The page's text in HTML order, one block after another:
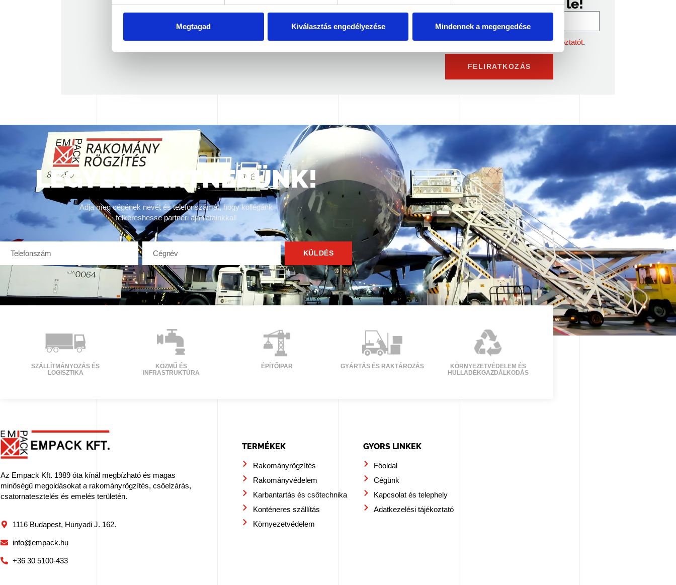
Megtagad Kiválasztás engedélyezése Mindennek a megengedése
hogy ne maradjon le!
Elfogadom azAdatkezelési tájékoztatót.
FELIRATKOZÁS
LEGYEN PARTNERÜNK!
Adja meg cégének nevét és telefonszámát, hogy kollégánk
felkereshesse partneri ajánlatainkkal!
KÜLDÉS
SZÁLLÍTMÁNYOZÁS ÉS
LOGISZTIKA
KÖZMŰ ÉS
INFRASTRUKTÚRA
ÉPÍTŐIPAR GYÁRTÁS ÉS RAKTÁROZÁS
KÖRNYEZETVÉDELEM ÉS
HULLADÉKGAZDÁLKODÁS
Az Empack Kft. 1989 óta kínál megbízható és magas
minőségű megoldásokat a rakományrögzítés, csőelzárás,
csatornatesztelés és emelés területén.
1116 Budapest, Hunyadi J. 162.
info@empack.hu
+36 30 5100-433
TERMÉKEK
Rakományrögzítés
Rakományvédelem
Karbantartás és csőtechnika
Konténeres szállítás
Környezetvédelem
GYORS LINKEK
Főoldal
Cégünk
Kapcsolat és telephely
Adatkezelési tájékoztató